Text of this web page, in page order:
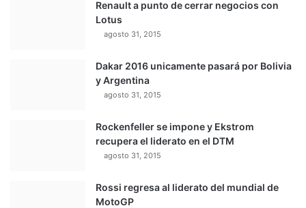
Renault a punto de cerrar negocios con
Lotus
agosto 31, 2015
Dakar 2016 unicamente pasará por Bolivia
y Argentina
agosto 31, 2015
Rockenfeller se impone y Ekstrom
recupera el liderato en el DTM
agosto 31, 2015
Rossi regresa al liderato del mundial de
MotoGP